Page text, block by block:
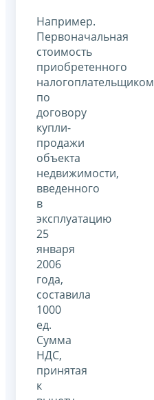
Например.
Первоначальная
стоимость
приобретенного
налогоплательщиком
по
договору
купли-
продажи
объекта
недвижимости,
введенного
в
эксплуатацию
25
января
2006
года,
составила
1000
ед.
Сумма
НДС,
принятая
к